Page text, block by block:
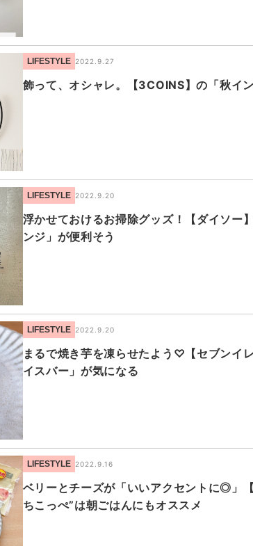
LIFESTYLE 2022.9.27
飾って、オシャレ。【3COINS】の「秋イ
LIFESTYLE 2022.9.20
浮かせておけるお掃除グッズ！【ダイソー
ンジ」が便利そう
LIFESTYLE 2022.9.20
まるで焼き芋を凍らせたよう♡【セブンイ
イスバー」が気になる
LIFESTYLE 2022.9.16
ベリーとチーズが「いいアクセントに◎」
ちこっぺ”は朝ごはんにもオススメ